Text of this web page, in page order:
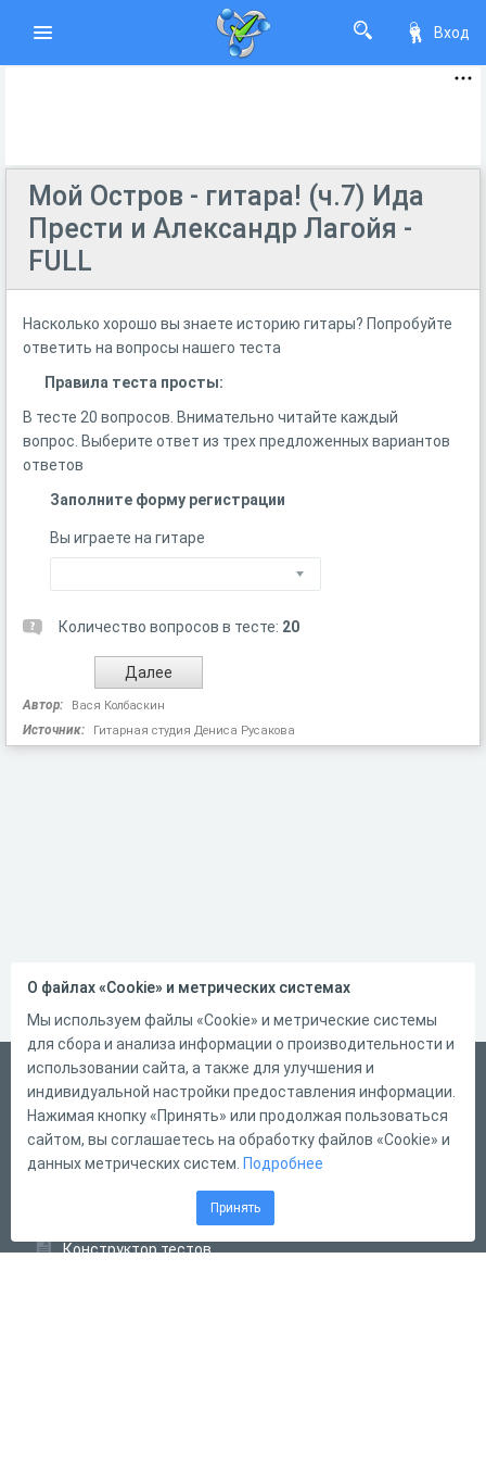
Вход
Мой Остров - гитара! (ч.7) Ида
Прести и Александр Лагойя -
FULL
Насколько хорошо вы знаете историю гитары? Попробуйте
ответить на вопросы нашего теста
Правила теста просты:
В тесте 20 вопросов. Внимательно читайте каждый
вопрос. Выберите ответ из трех предложенных вариантов
ответов
Заполните форму регистрации
Вы играете на гитаре
Количество вопросов в тесте: 20
Автор: Вася Колбаскин
Источник: Гитарная студия Дениса Русакова
Русский
Справка
Форма обратной связи
Конструктор тестов
О файлах «Cookie» и метрических системах
Мы используем файлы «Cookie» и метрические системы
для сбора и анализа информации о производительности и
использовании сайта, а также для улучшения и
индивидуальной настройки предоставления информации.
Нажимая кнопку «Принять» или продолжая пользоваться
сайтом, вы соглашаетесь на обработку файлов «Cookie» и
данных метрических систем. Подробнее
Принять